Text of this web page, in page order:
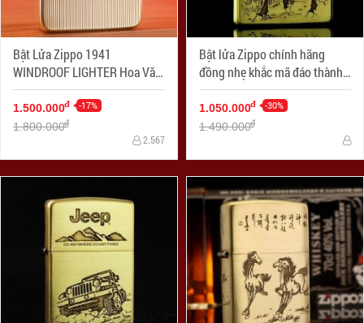
Bật Lửa Zippo 1941
WINDROOF LIGHTER Hoa Văn
Kẻ Sọc
1.500.000đ -17%
1.800.000đ
2.567
Bật lửa Zippo chính hãng
đồng nhẹ khắc mã đáo thành
công
1.050.000đ -30%
1.490.000đ